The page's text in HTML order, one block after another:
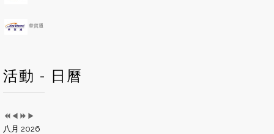
華貿通
活動 - 日曆
八月 2026